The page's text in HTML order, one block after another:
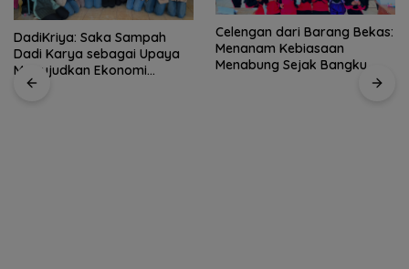
DadiKriya: Saka Sampah
Dadi Karya sebagai Upaya
Mewujudkan Ekonomi
Sirkular Masyarrakat Desa
Celengan dari Barang Bekas:
Menanam Kebiasaan
Menabung Sejak Bangku